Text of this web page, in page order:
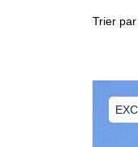
Trier par